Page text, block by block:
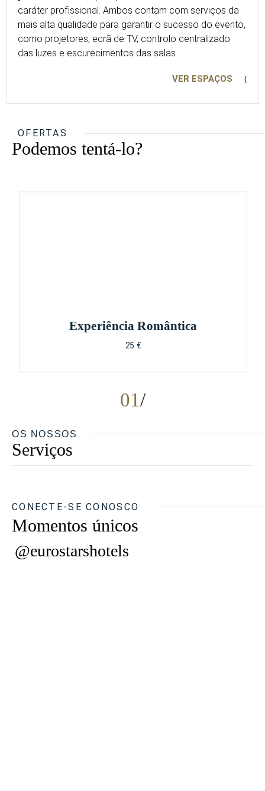
caráter profissional. Ambos contam com serviços da
mais alta qualidade para garantir o sucesso do evento,
como projetores, ecrã de TV, controlo centralizado
das luzes e escurecimentos das salas.
VER ESPAÇOS
OFERTAS
Podemos tentá-lo?
01
Experiência Romântica
25 €
OS NOSSOS
Serviços
CONECTE-SE CONOSCO
Momentos únicos
@eurostarshotels